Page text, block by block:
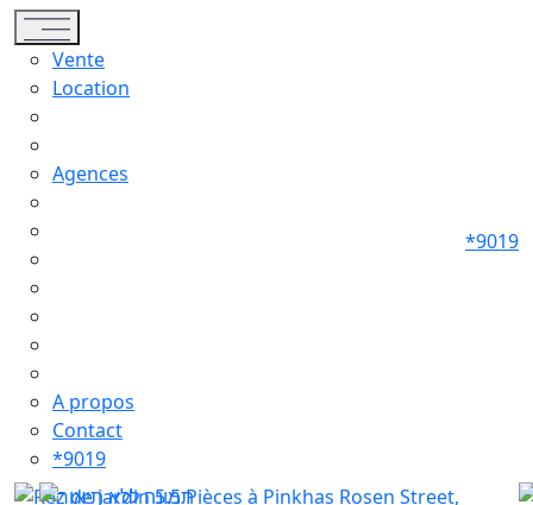
Toggle navigation
Vente
Location
Agences
A propos
Contact
*9019
*9019